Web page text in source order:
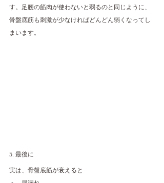
す。足腰の筋肉が使わないと弱るのと同じように、
骨盤底筋も刺激が少なければどんどん弱くなってし
まいます。
5. 最後に
実は、骨盤底筋が衰えると